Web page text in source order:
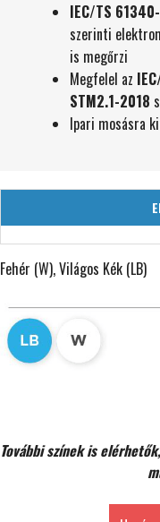
IEC/TS
szerinti
is megőrzi
Megfelel az
STM2.1-2018
Ipari mosásra
Fehér (W), Világos Kék (LB)
További színek is